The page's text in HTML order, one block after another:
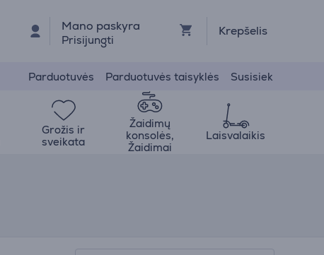
Mano paskyra
Prisijungti
Krepšelis
Parduotuvės Parduotuvės taisyklės Susisiek
Grožis ir
sveikata
Žaidimų
konsolės,
Žaidimai
Laisvalaikis